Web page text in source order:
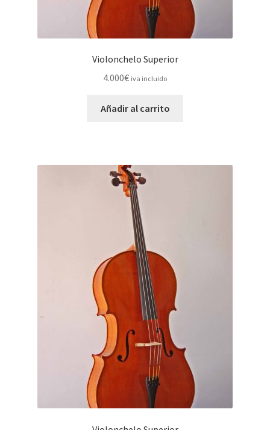
Violonchelo Superior
4.000€ iva incluido
Añadir al carrito